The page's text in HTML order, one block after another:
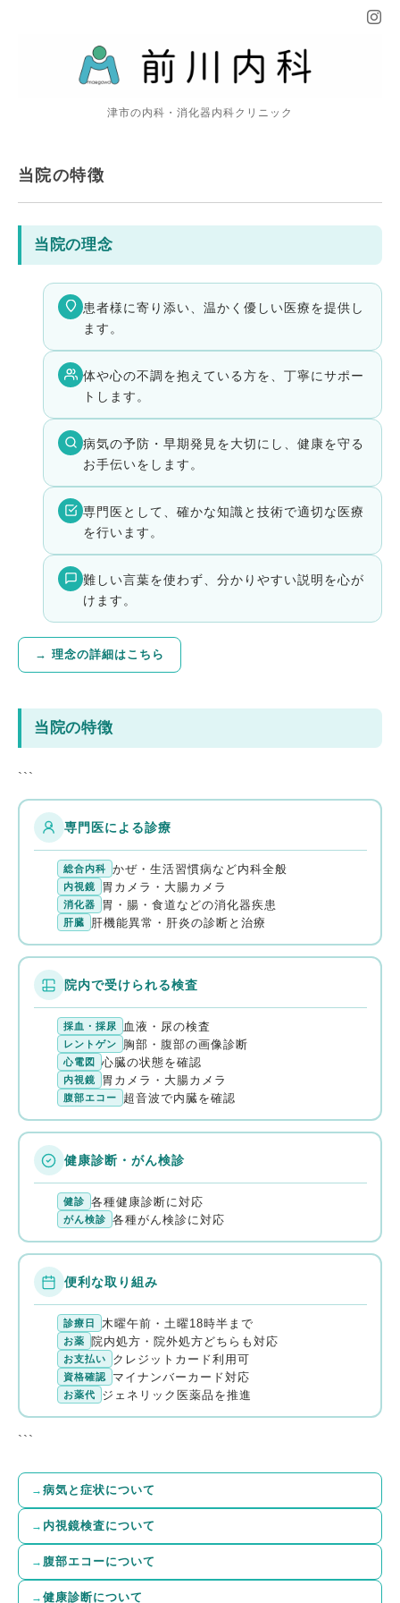
津市の内科・消化器内科クリニック
当院の特徴
当院の理念
患者様に寄り添い、温かく優しい医療を提供し
ます。
体や心の不調を抱えている方を、丁寧にサポー
トします。
病気の予防・早期発見を大切にし、健康を守る
お手伝いをします。
専門医として、確かな知識と技術で適切な医療
を行います。
難しい言葉を使わず、分かりやすい説明を心が
けます。
→ 理念の詳細はこちら
当院の特徴
```
専門医による診療
総合内科 かぜ・生活習慣病など内科全般
内視鏡 胃カメラ・大腸カメラ
消化器 胃・腸・食道などの消化器疾患
肝臓 肝機能異常・肝炎の診断と治療
院内で受けられる検査
採血・採尿 血液・尿の検査
レントゲン 胸部・腹部の画像診断
心電図 心臓の状態を確認
内視鏡 胃カメラ・大腸カメラ
腹部エコー 超音波で内臓を確認
健康診断・がん検診
健診 各種健康診断に対応
がん検診 各種がん検診に対応
便利な取り組み
診療日 木曜午前・土曜18時半まで
お薬 院内処方・院外処方どちらも対応
お支払い クレジットカード利用可
資格確認 マイナンバーカード対応
お薬代 ジェネリック医薬品を推進
```
病気と症状について
内視鏡検査について
腹部エコーについて
健康診断について